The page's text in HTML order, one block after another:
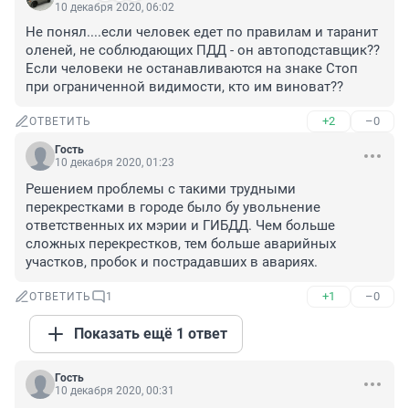
10 декабря 2020, 06:02
Не понял....если человек едет по правилам и таранит
оленей, не соблюдающих ПДД - он автоподставщик??
Если человеки не останавливаются на знаке Стоп
при ограниченной видимости, кто им виноват??
ОТВЕТИТЬ +2 –0
Гость
10 декабря 2020, 01:23
Решением проблемы с такими трудными
перекрестками в городе было бу увольнение
ответственных их мэрии и ГИБДД. Чем больше
сложных перекрестков, тем больше аварийных
участков, пробок и пострадавших в авариях.
ОТВЕТИТЬ 1 +1 –0
Показать ещё 1 ответ
Гость
10 декабря 2020, 00:31